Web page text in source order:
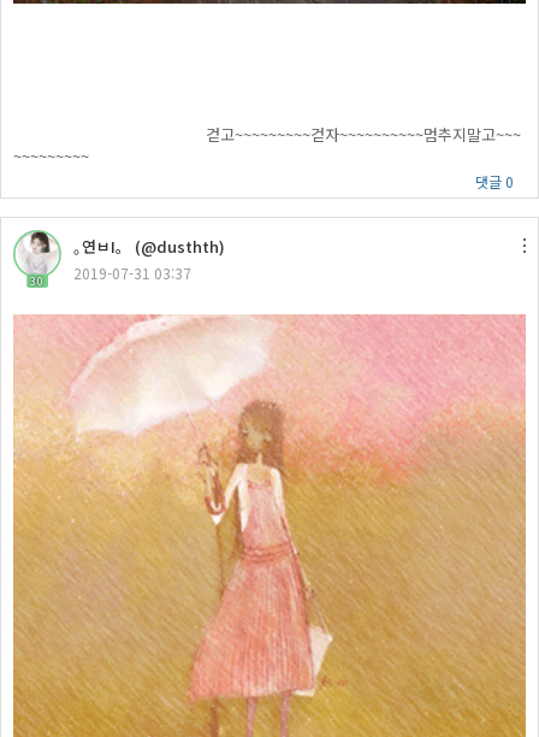
걷고~~~~~~~~~걷자~~~~~~~~~~멈추지말고~~~
~~~~~~~~~
댓글 0
30
｡연ㅂΙ。 (@dusthth)
2019-07-31 03:37